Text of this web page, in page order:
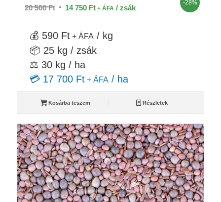
20 500Ft Original
20
500 Ft.
14 750 FtCurrent
14
750 Ft.
+ ÁFA / zsák
-28%
💰 590 Ft+ ÁFA / kg
📦 25 kg / zsák
⚖️ 30 kg / ha
💳 17 700 Ft+ ÁFA/ ha
Kosárba teszem Részletek